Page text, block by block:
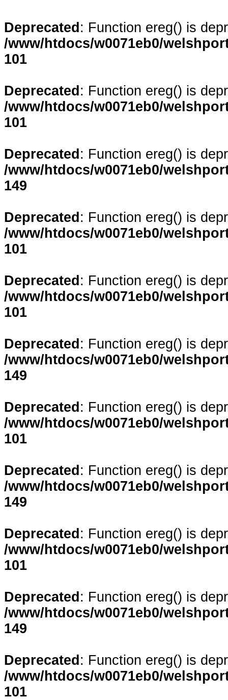
Deprecated : Function ereg() is
/www/htdocs/w0071eb0/
101
Deprecated : Function ereg() is
/www/htdocs/w0071eb0/
101
Deprecated : Function ereg() is
/www/htdocs/w0071eb0/
149
Deprecated : Function ereg() is
/www/htdocs/w0071eb0/
101
Deprecated : Function ereg() is
/www/htdocs/w0071eb0/
101
Deprecated : Function ereg() is
/www/htdocs/w0071eb0/
149
Deprecated : Function ereg() is
/www/htdocs/w0071eb0/
101
Deprecated : Function ereg() is
/www/htdocs/w0071eb0/
149
Deprecated : Function ereg() is
/www/htdocs/w0071eb0/
101
Deprecated : Function ereg() is
/www/htdocs/w0071eb0/
149
Deprecated : Function ereg() is
/www/htdocs/w0071eb0/
101